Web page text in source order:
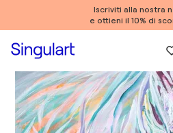
Iscriviti alla nostra
e ottieni il 10% di